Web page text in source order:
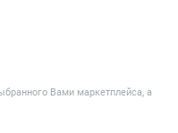
Вами маркетплейса, а